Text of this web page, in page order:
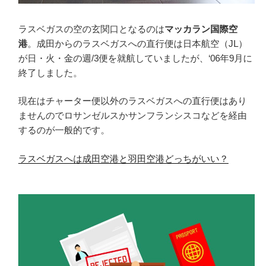
ラスベガスの空の玄関口となるのはマッカラン国際空
港。成田からのラスベガスへの直行便は日本航空（JL）
が日・火・金の週/3便を就航していましたが、‘06年9月に
終了しました。
現在はチャーター便以外のラスベガスへの直行便はあり
ませんのでロサンゼルスかサンフランシスコなどを経由
するのが一般的です。
ラスベガスへは成田空港と羽田空港どっちがいい？